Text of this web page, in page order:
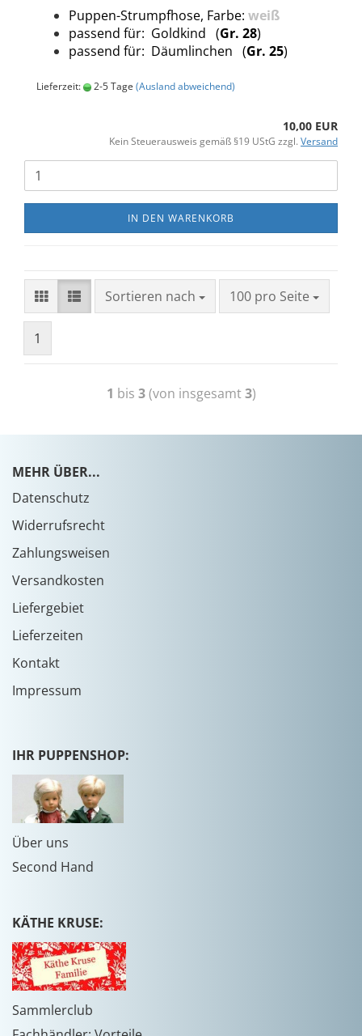
Puppen-Strumpfhose, Farbe: weiß
passend für: Goldkind (Gr. 28)
passend für: Däumlinchen (Gr. 25)
Lieferzeit: 2-5 Tage (Ausland abweichend)
10,00 EUR
Kein Steuerausweis gemäß §19 UStG zzgl. Versand
IN DEN WARENKORB
Sortieren nach 100 pro Seite
1
1 bis 3(von insgesamt3)
MEHR ÜBER...
Datenschutz
Widerrufsrecht
Zahlungsweisen
Versandkosten
Liefergebiet
Lieferzeiten
Kontakt
Impressum
IHR PUPPENSHOP:
Über uns
Second Hand
KÄTHE KRUSE:
Sammlerclub